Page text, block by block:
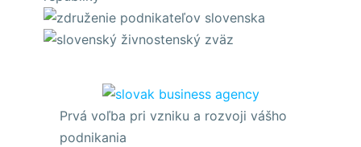
Prvá voľba pri vzniku a rozvoji vášho
podnikania